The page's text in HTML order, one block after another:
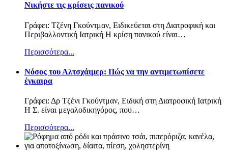
Νικήστε τις κρίσεις πανικού
Γράφει: Τζένη Γκούντμαν, Ειδικεύεται στη Διατροφική και
Περιβαλλοντική Ιατρική Η κρίση πανικού είναι…
Περισσότερα...
Nόσος του Αλτσχάιμερ: Πώς να την αντιμετωπίσετε
έγκαιρα
Γράφει: Δρ Τζένι Γκούντμαν, Ειδική στη Διατροφική Ιατρική
Η Σ. είναι μεγαλοδικηγόρος, που…
Περισσότερα...